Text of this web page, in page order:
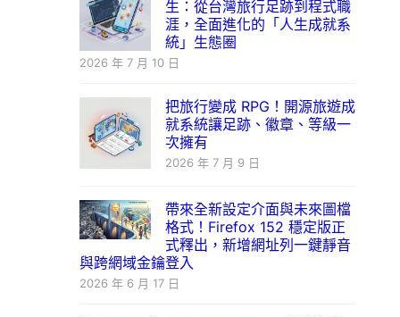
生：從台灣旅行足跡到程式職
涯，全面進化的「人生成就系
統」生態圈
2026 年 7 月 10 日
把旅行變成 RPG！開源旅遊成
就系統讓足跡、徽章、等級一
次擁有
2026 年 7 月 9 日
帶來全新設定介面與未來圖檔
格式！Firefox 152 穩定版正
式釋出，新增網址列一鍵靜音
與跨網域金鑰登入
2026 年 6 月 17 日